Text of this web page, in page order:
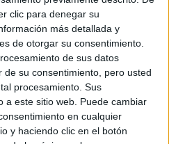
clic para denegar su
más detallada y
de otorgar su consentimiento.
de sus datos
su consentimiento, pero usted
procesamiento. Sus
a este sitio web. Puede cambiar
en cualquier
y haciendo clic en el botón
Les las biografias de
MANDELA, GHANDI,
etc..
:D